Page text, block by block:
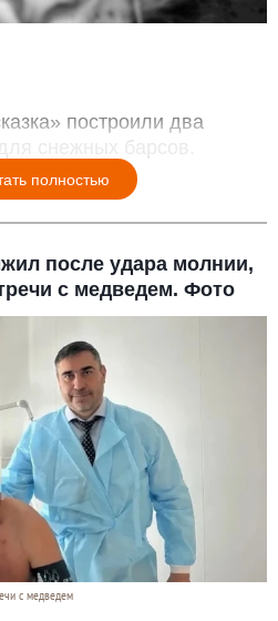
построили два
снежных барсов.
полностью
после удара молнии,
с медведем. Фото
с медведем